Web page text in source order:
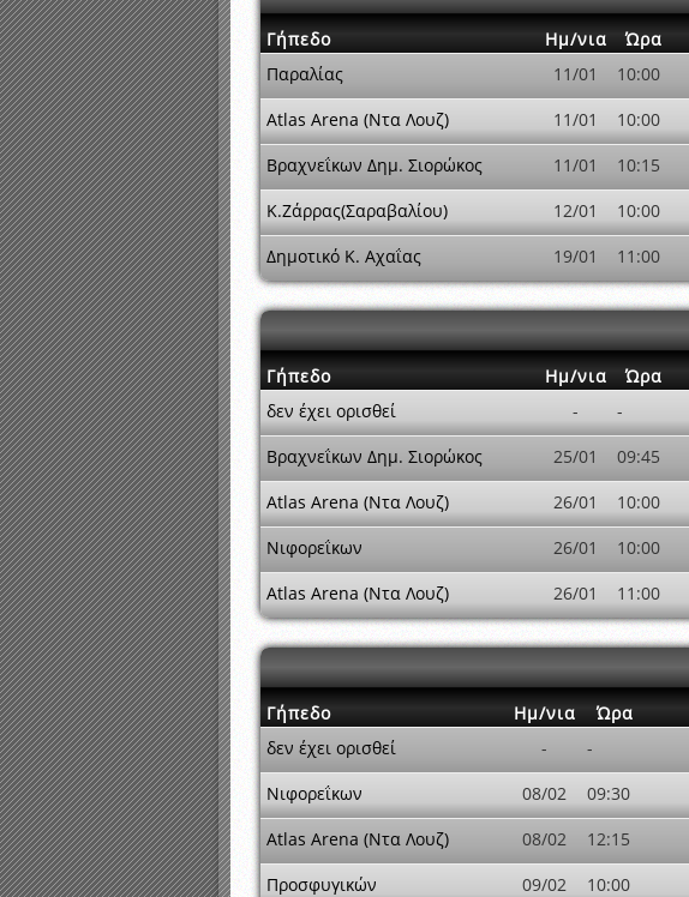
Γήπεδο
Ημ/νια Ώρα
Παραλίας
11/01 10:00
Atlas Arena (Ντα Λουζ)
11/01 10:00
Βραχνεΐκων Δημ. Σιορώκος
11/01 10:15
Κ.Ζάρρας(Σαραβαλίου)
12/01 10:00
Δημοτικό Κ. Αχαΐας
19/01 11:00
Γήπεδο
Ημ/νια Ώρα
δεν έχει ορισθεί
- -
Βραχνεΐκων Δημ. Σιορώκος
25/01 09:45
Atlas Arena (Ντα Λουζ)
26/01 10:00
Νιφορεΐκων
26/01 10:00
Atlas Arena (Ντα Λουζ)
26/01 11:00
Γήπεδο
Ημ/νια Ώρα
δεν έχει ορισθεί
- -
Νιφορεΐκων
08/02 09:30
Atlas Arena (Ντα Λουζ)
08/02 12:15
Προσφυγικών
09/02 10:00